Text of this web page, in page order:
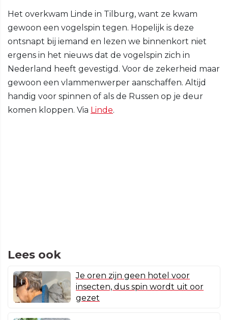
Het overkwam Linde in Tilburg, want ze kwam
gewoon een vogelspin tegen. Hopelijk is deze
ontsnapt bij iemand en lezen we binnenkort niet
ergens in het nieuws dat de vogelspin zich in
Nederland heeft gevestigd. Voor de zekerheid maar
gewoon een vlammenwerper aanschaffen. Altijd
handig voor spinnen of als de Russen op je deur
komen kloppen. Via Linde.
Lees ook
Je oren zijn geen hotel voor
insecten, dus spin wordt uit oor
gezet